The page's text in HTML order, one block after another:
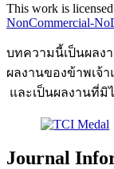
This work is
NonCommercial-
บทความนี้เป็นผลง
ผลงานของข้าพเจ้
และเป็นผลงานที่
Journal